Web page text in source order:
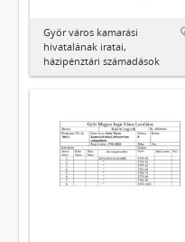
Győr város kamarási
hivatalának iratai,
házipénztári számadások